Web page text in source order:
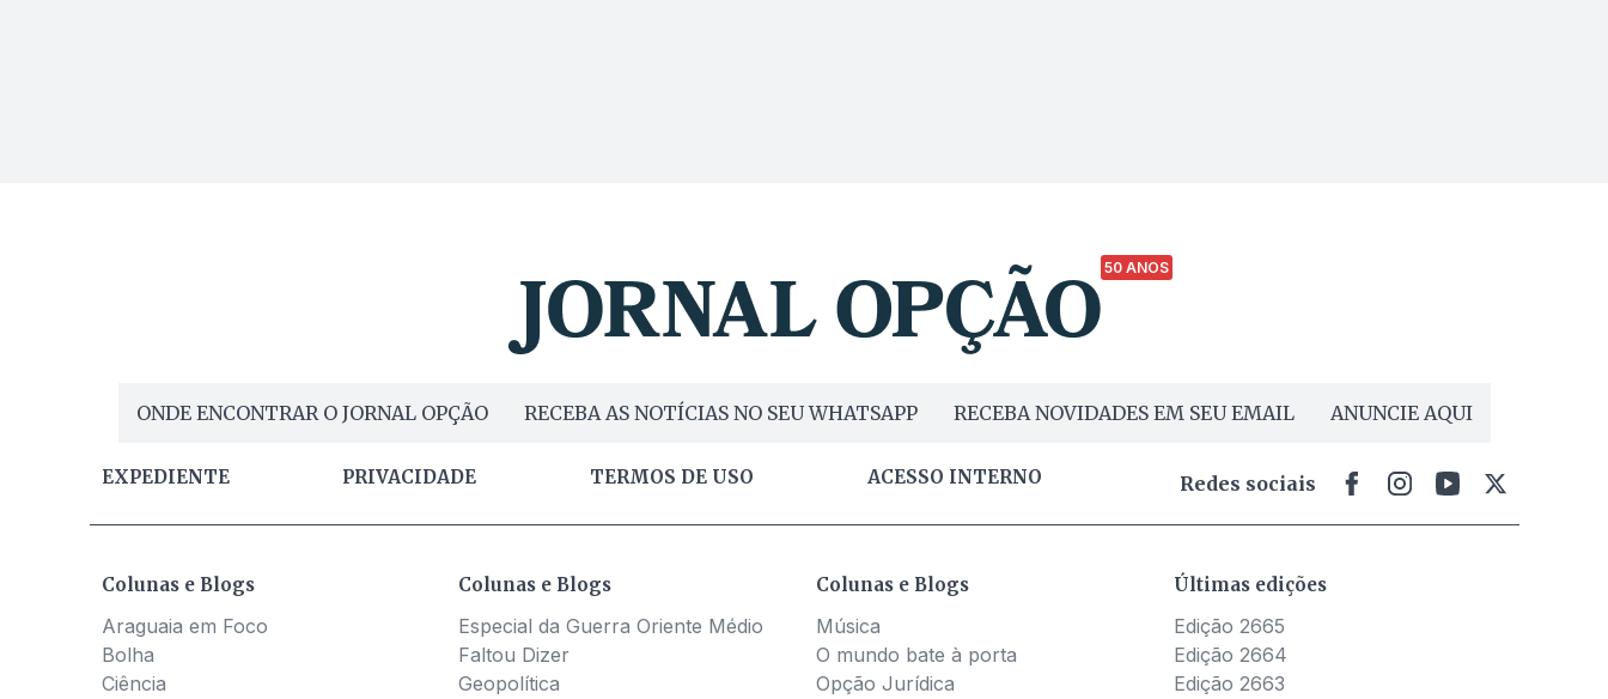
50 ANOS
ONDE ENCONTRAR O JORNAL OPÇÃO RECEBA AS NOTÍCIAS NO SEU WHATSAPP RECEBA NOVIDADES EM SEU EMAIL ANUNCIE AQUI
EXPEDIENTE PRIVACIDADE TERMOS DE USO ACESSO INTERNO Redes sociais
Colunas e Blogs
Araguaia em Foco
Bolha
Ciência
Colunas e Blogs
Especial da Guerra Oriente Médio
Faltou Dizer
Geopolítica
Colunas e Blogs
Música
O mundo bate à porta
Opção Jurídica
Últimas edições
Edição 2665
Edição 2664
Edição 2663